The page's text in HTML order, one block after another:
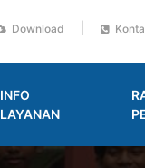
Download
INFO
LAYANAN